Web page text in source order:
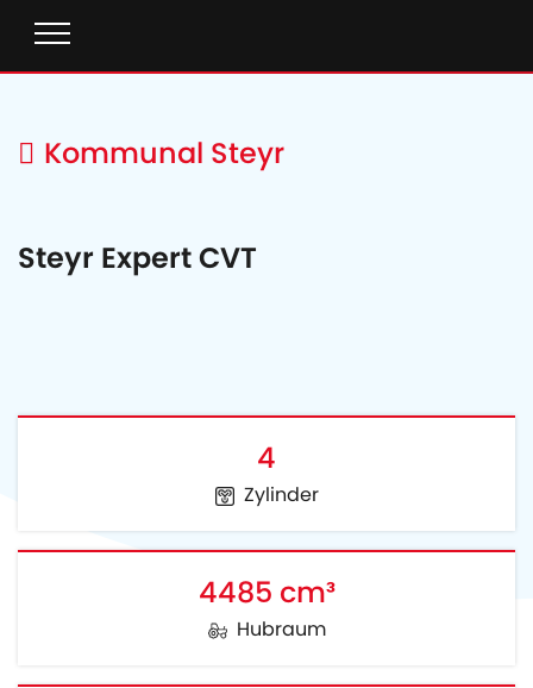
Kommunal Steyr
Steyr Expert CVT
4
Zylinder
4485 cm³
Hubraum